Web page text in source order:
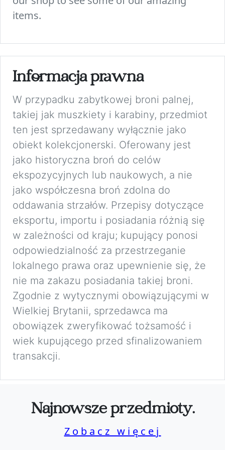
items.
Informacja prawna
W przypadku zabytkowej broni palnej,
takiej jak muszkiety i karabiny, przedmiot
ten jest sprzedawany wyłącznie jako
obiekt kolekcjonerski. Oferowany jest
jako historyczna broń do celów
ekspozycyjnych lub naukowych, a nie
jako współczesna broń zdolna do
oddawania strzałów. Przepisy dotyczące
eksportu, importu i posiadania różnią się
w zależności od kraju; kupujący ponosi
odpowiedzialność za przestrzeganie
lokalnego prawa oraz upewnienie się, że
nie ma zakazu posiadania takiej broni.
Zgodnie z wytycznymi obowiązującymi w
Wielkiej Brytanii, sprzedawca ma
obowiązek zweryfikować tożsamość i
wiek kupującego przed sfinalizowaniem
transakcji.
Najnowsze przedmioty.
Zobacz więcej